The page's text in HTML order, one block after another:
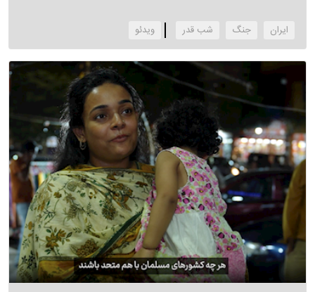
ایران جنگ شب قدر ‌ویدئو